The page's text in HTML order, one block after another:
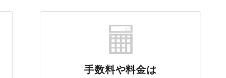
手数料や料金は